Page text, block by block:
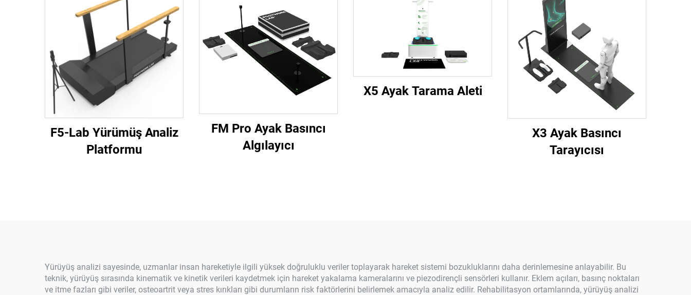
F5-Lab Yürümüş Analiz
Platformu
FM Pro Ayak Basıncı
Algılayıcı
X5 Ayak Tarama Aleti
X3 Ayak Basıncı
Tarayıcısı
Yürüyüş analizi sayesinde, uzmanlar insan hareketiyle ilgili yüksek doğruluklu veriler toplayarak hareket sistemi bozukluklarını daha derinlemesine anlayabilir. Bu
teknik, yürüyüş sırasında kinematik ve kinetik verileri kaydetmek için hareket yakalama kameralarını ve piezodirençli sensörleri kullanır. Eklem açıları, basınç noktaları
ve itme fazları gibi veriler, osteoartrit veya stres kırıkları gibi durumların risk faktörlerini belirlemek amacıyla analiz edilir. Rehabilitasyon ortamlarında, yürüyüş analizi